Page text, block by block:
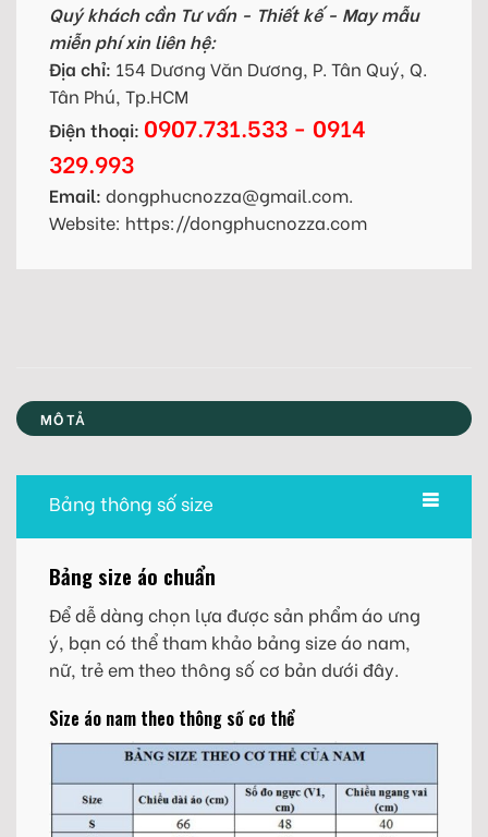
Quý khách cần Tư vấn - Thiết kế - May mẫu
miễn phí xin liên hệ:
Địa chỉ: 154 Dương Văn Dương, P. Tân Quý, Q.
Tân Phú, Tp.HCM
Điện thoại: 0907.731.533 - 0914
329.993
Email: dongphucnozza@gmail.com.
Website: https://dongphucnozza.com
MÔ TẢ
Bảng thông số size
Bảng size áo chuẩn
Để dễ dàng chọn lựa được sản phẩm áo ưng
ý, bạn có thể tham khảo bảng size áo nam,
nữ, trẻ em theo thông số cơ bản dưới đây.
Size áo nam theo thông số cơ thể